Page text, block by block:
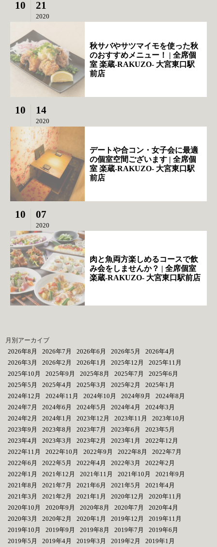
10 21
2020
秋サバやサツマイモを使った秋
のおすすめメニュー！ | 全席個
室 楽蔵‐RAKUZO‐ 大宮東口駅
前店
10 14
2020
デートや合コン・女子会に最適
の個室空間ございます | 全席個
室 楽蔵‐RAKUZO‐ 大宮東口駅
前店
10 07
2020
肉と魚両方楽しめるコースで飲
み会をしませんか？ | 全席個室
楽蔵‐RAKUZO‐ 大宮東口駅前店
月別アーカイブ
2026年8月
2026年7月 2026年6月 2026年5月
2026年4月
2026年3月
2026年2月 2026年1月 2025年12月
2025年11月
2025年10月
2025年9月 2025年8月 2025年7月
2025年6月
2025年5月
2025年4月 2025年3月 2025年2月
2025年1月
2024年12月
2024年11月 2024年10月 2024年9月
2024年8月
2024年7月
2024年6月 2024年5月 2024年4月
2024年3月
2024年2月
2024年1月 2023年12月 2023年11月
2023年10月
2023年9月
2023年8月 2023年7月 2023年6月
2023年5月
2023年4月
2023年3月 2023年2月 2023年1月
2022年12月
2022年11月
2022年10月 2022年9月 2022年8月
2022年7月
2022年6月
2022年5月 2022年4月 2022年3月
2022年2月
2022年1月
2021年12月 2021年11月 2021年10月
2021年9月
2021年8月
2021年7月 2021年6月 2021年5月
2021年4月
2021年3月
2021年2月 2021年1月 2020年12月
2020年11月
2020年10月
2020年9月 2020年8月 2020年7月
2020年4月
2020年3月
2020年2月 2020年1月 2019年12月
2019年11月
2019年10月
2019年9月 2019年8月 2019年7月
2019年6月
2019年5月
2019年4月 2019年3月 2019年2月
2019年1月